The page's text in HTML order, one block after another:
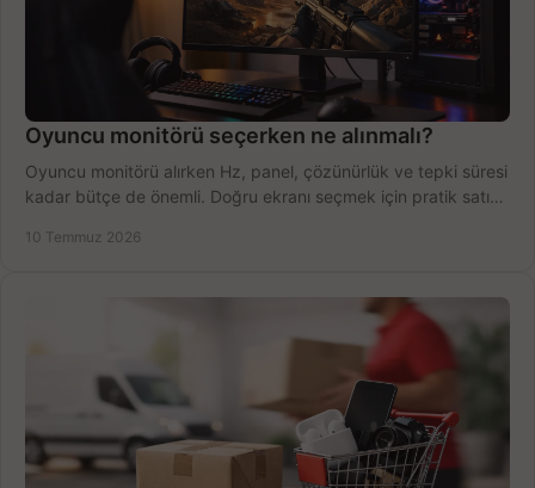
Oyuncu monitörü seçerken ne alınmalı?
Oyuncu monitörü alırken Hz, panel, çözünürlük ve tepki süresi
kadar bütçe de önemli. Doğru ekranı seçmek için pratik satın
10 Temmuz 2026